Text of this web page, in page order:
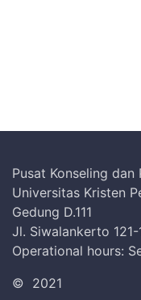
Pusat Konseling dan
Universitas Kristen
Gedung D.111
Jl. Siwalankerto 121-
Operational hours:
© 2021